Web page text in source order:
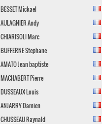
BESSETMickael
AULAGNIERAndy
CHIARISOLIMarc
BUFFERNEStephane
AMATOJean baptiste
MACHABERTPierre
DUSSEAUXLouis
ANJARRYDamien
CHUSSEAURaynald